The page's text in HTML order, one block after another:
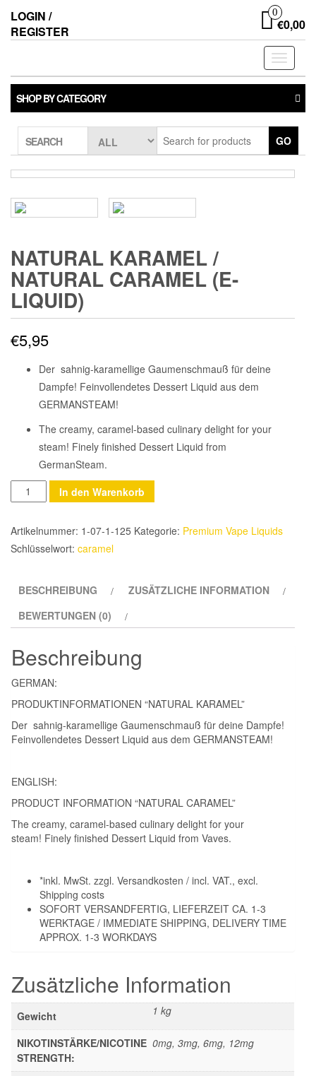
LOGIN /
REGISTER
0
€0,00
Toggle
SHOP BY CATEGORY
SEARCH GO
NATURAL KARAMEL /
NATURAL CARAMEL (E-
LIQUID)
€5,95
Der sahnig-karamellige Gaumenschmauß für deine
Dampfe! Feinvollendetes Dessert Liquid aus dem
GERMANSTEAM!
The creamy, caramel-based culinary delight for your
steam! Finely finished Dessert Liquid from
GermanSteam.
Anzahl
In den Warenkorb
Artikelnummer: 1-07-1-125 Kategorie: Premium Vape Liquids
Schlüsselwort: caramel
BESCHREIBUNG
ZUSÄTZLICHE INFORMATION
BEWERTUNGEN (0)
Beschreibung
GERMAN:
PRODUKTINFORMATIONEN “NATURAL KARAMEL”
Der sahnig-karamellige Gaumenschmauß für deine Dampfe!
Feinvollendetes Dessert Liquid aus dem GERMANSTEAM!
ENGLISH:
PRODUCT INFORMATION “NATURAL CARAMEL”
The creamy, caramel-based culinary delight for your
steam! Finely finished Dessert Liquid from Vaves.
*inkl. MwSt. zzgl. Versandkosten / incl. VAT., excl.
Shipping costs
SOFORT VERSANDFERTIG, LIEFERZEIT CA. 1-3
WERKTAGE / IMMEDIATE SHIPPING, DELIVERY TIME
APPROX. 1-3 WORKDAYS
Zusätzliche Information
Gewicht 1 kg
NIKOTINSTÄRKE/NICOTINE
STRENGTH:
0mg, 3mg, 6mg, 12mg